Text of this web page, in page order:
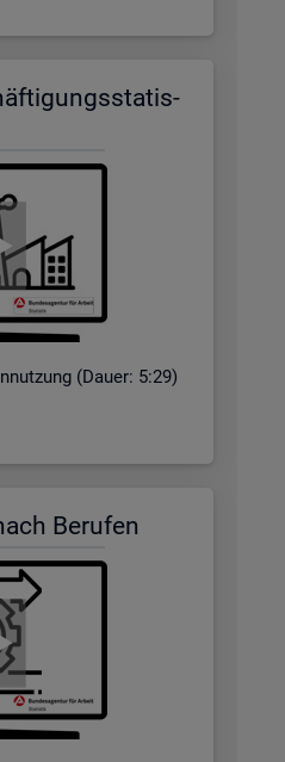
(Dauer: 5:29)
Be­ru­fen